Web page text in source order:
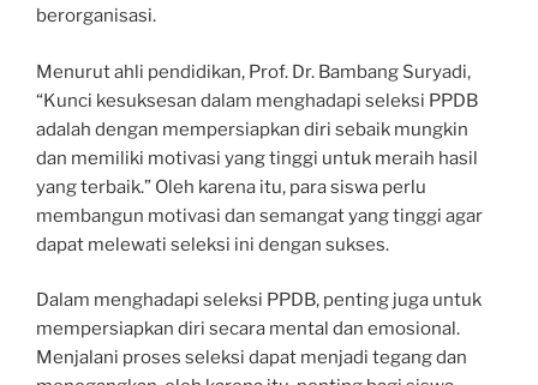
berorganisasi.
Menurut ahli pendidikan, Prof. Dr. Bambang Suryadi,
“Kunci kesuksesan dalam menghadapi seleksi PPDB
adalah dengan mempersiapkan diri sebaik mungkin
dan memiliki motivasi yang tinggi untuk meraih hasil
yang terbaik.” Oleh karena itu, para siswa perlu
membangun motivasi dan semangat yang tinggi agar
dapat melewati seleksi ini dengan sukses.
Dalam menghadapi seleksi PPDB, penting juga untuk
mempersiapkan diri secara mental dan emosional.
Menjalani proses seleksi dapat menjadi tegang dan